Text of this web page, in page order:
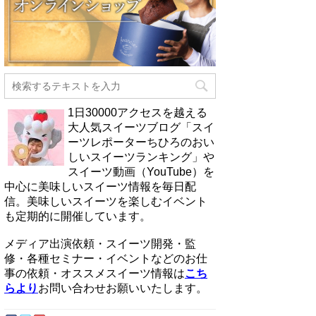
1日30000アクセスを越える
大人気スイーツブログ「スイ
ーツレポーターちひろのおい
しいスイーツランキング」や
スイーツ動画（YouTube）を
中心に美味しいスイーツ情報を毎日配
信。美味しいスイーツを楽しむイベント
も定期的に開催しています。
メディア出演依頼・スイーツ開発・監
修・各種セミナー・イベントなどのお仕
事の依頼・オススメスイーツ情報はこち
らより お問い合わせお願いいたします。